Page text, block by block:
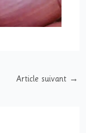
Article suivant →